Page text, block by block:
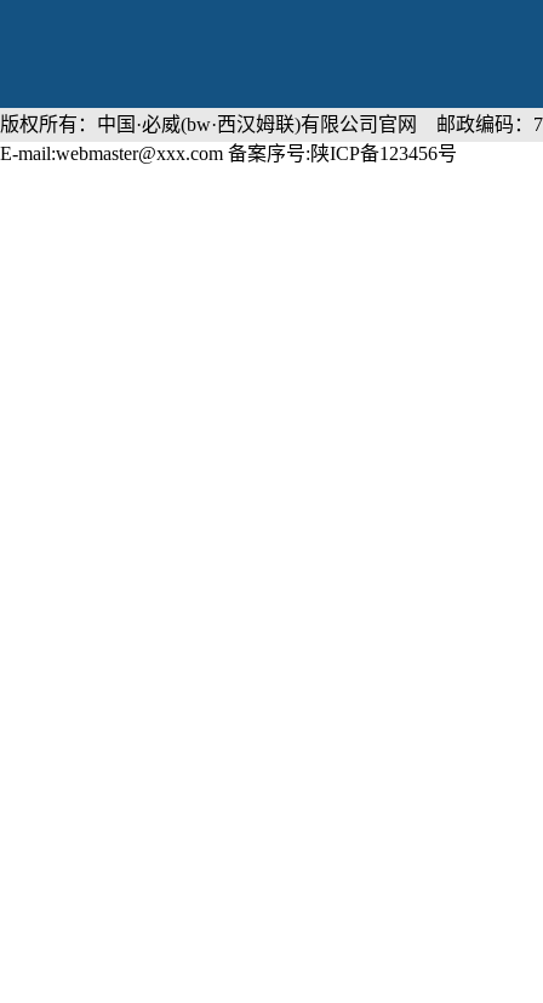
版权所有：中国·必威(bw·西汉姆联)有限公司官网 邮政编码：
E-mail:webmaster@xxx.com 备案序号:陕ICP备123456号